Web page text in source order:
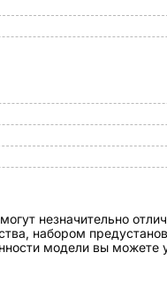
незначительно
набором
модели вы можете